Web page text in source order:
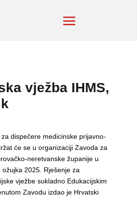
vježba IHMS,
dispečere medicinske prijavno-
će se u organizaciji Zavoda za
neretvanske županije u
2025. Rješenje za
vježbe sukladno Edukacijskim
Zavodu izdao je Hrvatski